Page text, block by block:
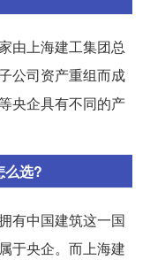
由上海建工集团总
公司资产重组而成
央企具有不同的产
么选?
有中国建筑这一国
于央企。而上海建